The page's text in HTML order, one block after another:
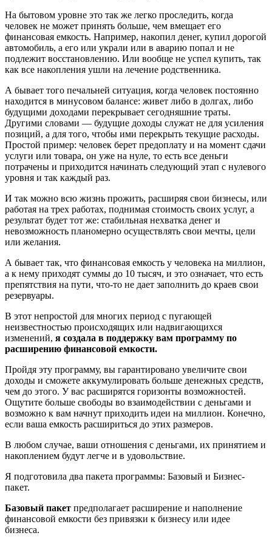
На бытовом уровне это так же легко проследить, когда
человек не может принять больше, чем вмещает его
финансовая емкость. Например, накопил денег, купил дорогой
автомобиль, а его или украли или в аварию попал и не
подлежит восстановлению. Или вообще не успел купить, так
как все накопления ушли на лечение родственника.
А бывает того печальней ситуация, когда человек постоянно
находится в минусовом балансе: живет либо в долгах, либо
будущими доходами перекрывает сегодняшние траты.
Другими словами — будущие доходы служат не для усиления
позиций, а для того, чтобы ими перекрыть текущие расходы.
Простой пример: человек берет предоплату и на момент сдачи
услуги или товара, он уже на нуле, то есть все деньги
потрачены и приходится начинать следующий этап с нулевого
уровня и так каждый раз.
И так можно всю жизнь прожить, расширяя свои бизнесы, или
работая на трех работах, поднимая стоимость своих услуг, а
результат будет тот же: стабильная нехватка денег и
невозможность планомерно осуществлять свои мечты, цели
или желания.
А бывает так, что финансовая емкость у человека на миллион,
а к нему приходят суммы до 10 тысяч, и это означает, что есть
препятствия на пути, что-то не дает заполнить до краев свои
резервуары.
В этот непростой для многих период с пугающей
неизвестностью происходящих или надвигающихся
изменений, я создала в поддержку вам программу по
расширению финансовой емкости.
Пройдя эту программу, вы гарантировано увеличите свои
доходы и сможете аккумулировать больше денежных средств,
чем до этого. У вас расширятся горизонты возможностей.
Ощутите больше свободы во взаимодействии с деньгами и
возможно к вам начнут приходить идеи на миллион. Конечно,
если ваша емкость расшириться до этих размеров.
В любом случае, ваши отношения с деньгами, их принятием и
накоплением будут легче и в удовольствие.
Я подготовила два пакета программы: Базовый и Бизнес-
пакет.
Базовый пакет предполагает расширение и наполнение
финансовой емкости без привязки к бизнесу или идее
бизнеса.